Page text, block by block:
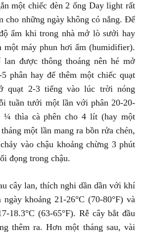
một chiếc đèn 2 ống Day light rất
cho những ngày không có nắng. Để
ẩm khi trong nhà mở lò sưởi hay
một máy phun hơi ẩm (humidifier).
lan được thông thoáng nên hé mở
phân hay để thêm một chiếc quạt
quạt 2-3 tiếng vào lúc trời nóng
tuần tưới một lần với phân 20-20-
¼ thìa cà phên cho 4 lít (hay một
một lần mang ra bồn rửa chén,
vào chậu khoảng chừng 3 phút
đọng trong chậu.
cây lan, thích nghi dần dần với khí
khoảng 21-26°C (70-80°F) và
18.3°C (63-65°F). Rễ cây bắt đầu
thêm ra. Hơn một tháng sau, vài